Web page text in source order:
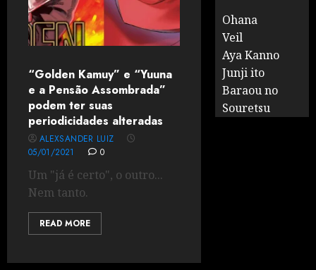
“Golden Kamuy” e “Yuuna
e a Pensão Assombrada”
podem ter suas
periodicidades alteradas
ALEXSANDER LUIZ
05/01/2021
0
Um "já é certo", o outro...
Nem tanto.
READ MORE
Ohana
Veil
Aya Kanno
Junji ito
Baraou no
Souretsu